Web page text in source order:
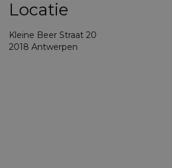
Locatie
Kleine Beer Straat 20
2018 Antwerpen